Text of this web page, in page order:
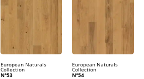
European Naturals
Collection
N°53
European Naturals
Collection
N°54